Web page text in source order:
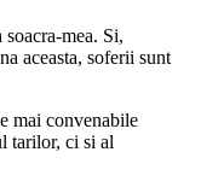
mea. Si,
aceasta, soferii sunt
mai convenabile
tarilor, ci si al